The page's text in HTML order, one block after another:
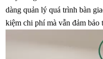
dàng quản lý quá trình bàn
kiệm chi phí mà vẫn đảm bảo